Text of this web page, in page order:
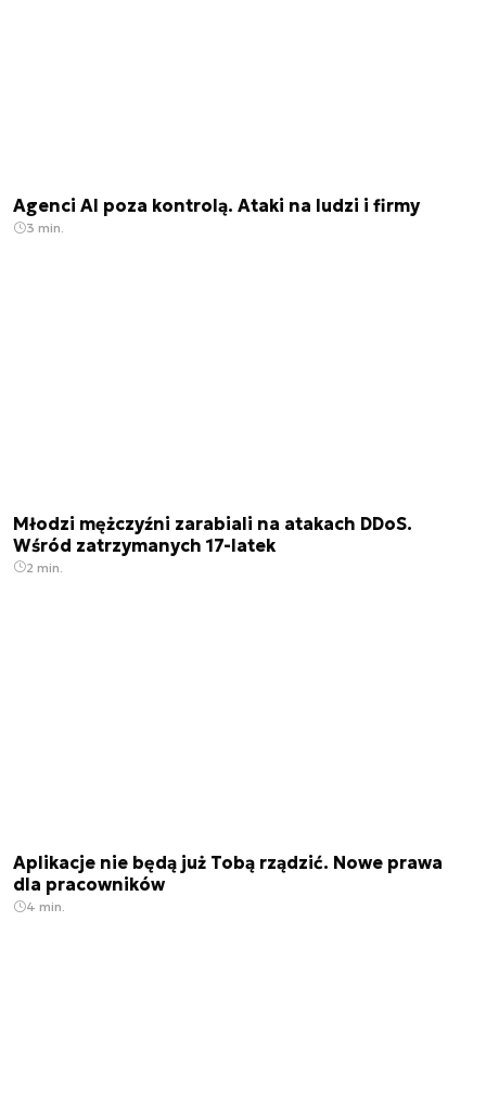
Agenci AI poza kontrolą. Ataki na ludzi i firmy
3 min.
Młodzi mężczyźni zarabiali na atakach DDoS.
Wśród zatrzymanych 17-latek
2 min.
Aplikacje nie będą już Tobą rządzić. Nowe prawa
dla pracowników
4 min.